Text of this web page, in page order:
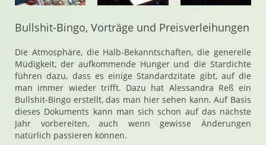
Bullshit-Bingo, Vorträge und Preisverleihungen
Die Atmosphäre, die Halb-Bekanntschaften, die generelle
Müdigkeit, der aufkommende Hunger und die Stardichte
führen dazu, dass es einige Standardzitate gibt, auf die
man immer wieder trifft. Dazu hat Alessandra Reß ein
Bullshit-Bingo erstellt, das man hier sehen kann. Auf Basis
dieses Dokuments kann man sich schon auf das nächste
Jahr vorbereiten, auch wenn gewisse Änderungen
natürlich passieren können.